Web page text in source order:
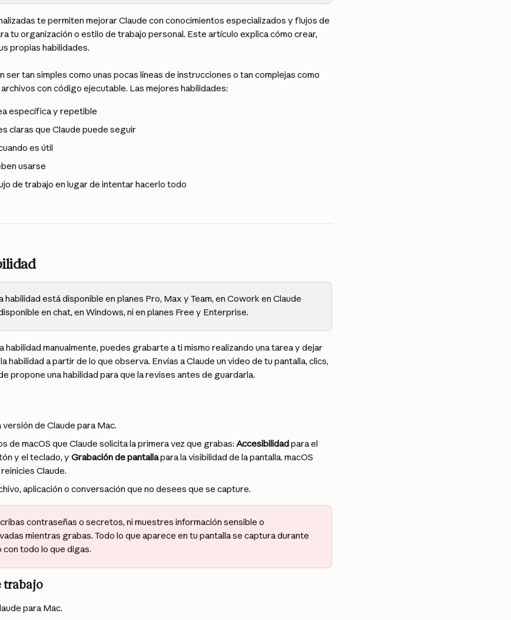
te permiten mejorar Claude con conocimientos especializados y flujos de
tu organización o estilo de trabajo personal. Este artículo explica cómo crear,
propias habilidades.
ser tan simples como unas pocas líneas de instrucciones o tan complejas como
con código ejecutable. Las mejores habilidades:
específica y repetible
claras que Claude puede seguir
es útil
usarse
de trabajo en lugar de intentar hacerlo todo
habilidad está disponible en planes Pro, Max y Team, en Cowork en Claude
en chat, en Windows, ni en planes Free y Enterprise.
habilidad manualmente, puedes grabarte a ti mismo realizando una tarea y dejar
habilidad a partir de lo que observa. Envías a Claude un video de tu pantalla, clics,
propone una habilidad para que la revises antes de guardarla.
versión de Claude para Mac.
de macOS que Claude solicita la primera vez que grabas: Accesibilidad para el
y el teclado, y Grabación de pantalla para la visibilidad de la pantalla. macOS
Claude.
aplicación o conversación que no desees que se capture.
contraseñas o secretos, ni muestres información sensible o
mientras grabas. Todo lo que aparece en tu pantalla se captura durante
con todo lo que digas.
trabajo
para Mac.